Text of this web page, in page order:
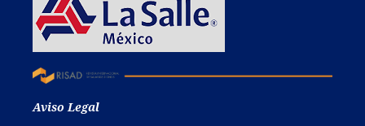
Aviso Legal